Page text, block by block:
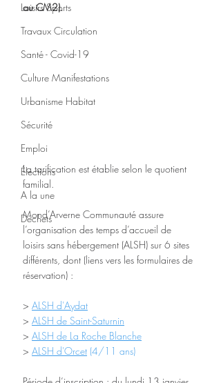
Loisirs Sports
Travaux Circulation
Santé - Covid-19
Culture Manifestations
Urbanisme Habitat
Sécurité
Emploi
Élections
A la une
Déchets
au CM2).
La tarification est établie selon le quotient
familial.
Mond’Arverne Communauté assure
l’organisation des temps d’accueil de
loisirs sans hébergement (ALSH) sur 6 sites
différents, dont (liens vers les formulaires de
réservation) :
> ALSH d'Aydat
> ALSH de Saint-Saturnin
> ALSH de La Roche Blanche
> ALSH d'Orcet (4/11 ans)